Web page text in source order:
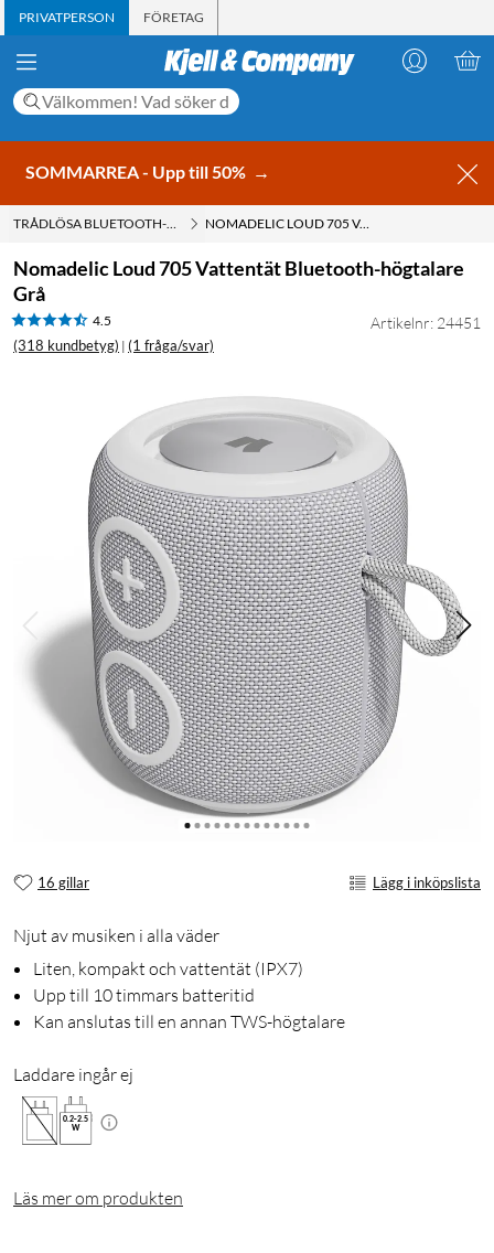
PRIVATPERSON FÖRETAG
SOMMARREA - Upp till 50% →
TRÅDLÖSA BLUETOOTH-HÖGTALARE NOMADELIC LOUD 705 VATTENTÄT BLUETOOTH-HÖGTALARE GRÅ
Nomadelic Loud 705 Vattentät Bluetooth-högtalare
Grå
4.5
(318 kundbetyg) | (1 fråga/svar)
Artikelnr: 24451
16 gillar Lägg i inköpslista
Njut av musiken i alla väder
Liten, kompakt och vattentät (IPX7)
Upp till 10 timmars batteritid
Kan anslutas till en annan TWS-högtalare
Laddare ingår ej
0.2-2.5
W
Läs mer om produkten